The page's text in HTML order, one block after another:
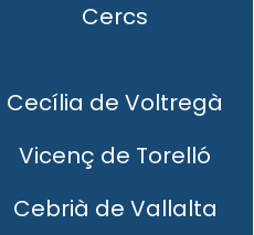
Cercs
Cecília de Voltregà
Vicenç de Torelló
Cebrià de Vallalta